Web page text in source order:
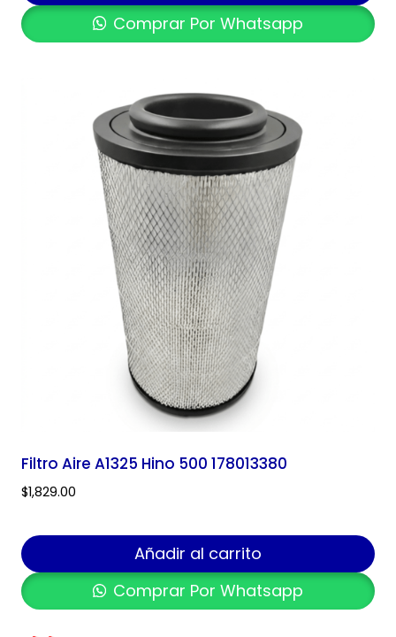
Comprar Por Whatsapp
Filtro Aire A1325 Hino 500 178013380
$1,829.00
Añadir al carrito
Comprar Por Whatsapp